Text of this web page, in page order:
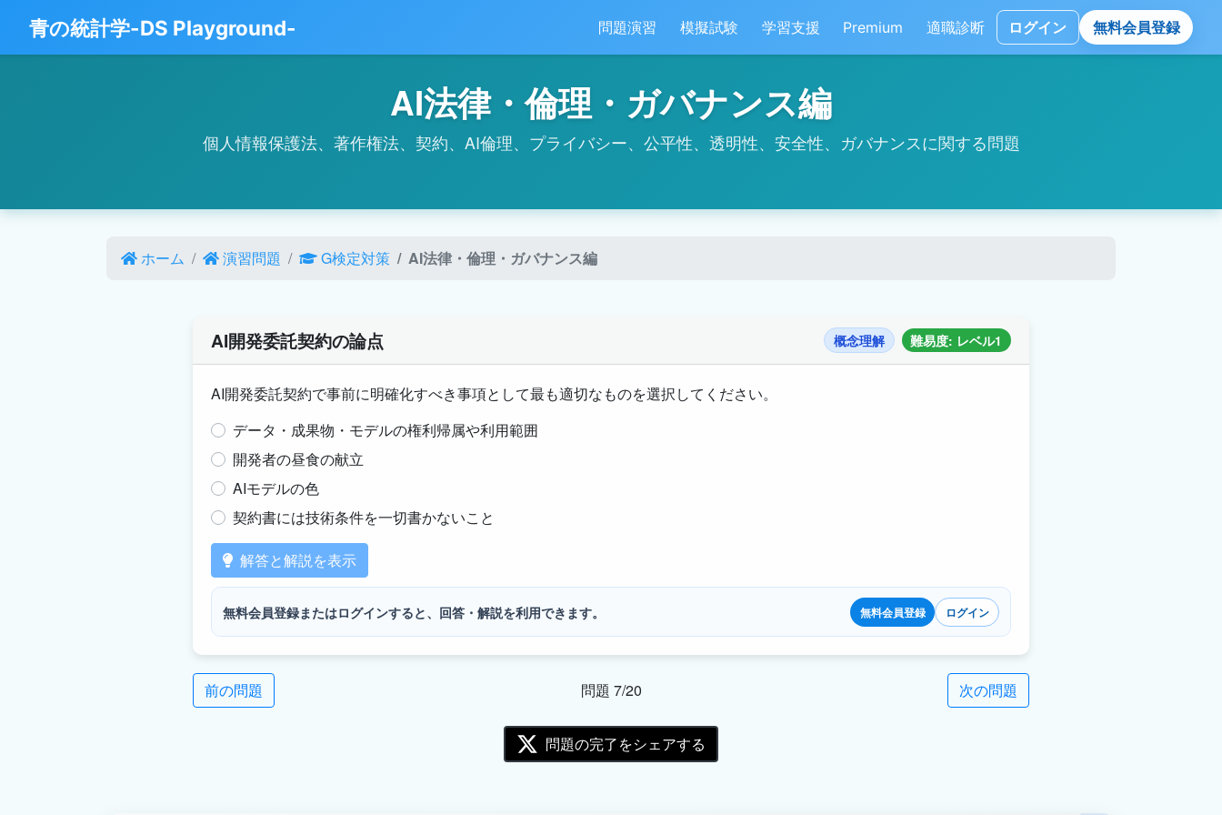
青の統計学-DS Playground- 問題演習 模擬試験 学習支援 Premium 適職診断 ログイン 無料会員登録
AI法律・倫理・ガバナンス編
個人情報保護法、著作権法、契約、AI倫理、プライバシー、公平性、透明性、安全性、ガバナンスに関する問題
ホーム 演習問題 G検定対策 AI法律・倫理・ガバナンス編
AI開発委託契約の論点 概念理解 難易度: レベル1
AI開発委託契約で事前に明確化すべき事項として最も適切なものを選択してください。
データ・成果物・モデルの権利帰属や利用範囲
開発者の昼食の献立
AIモデルの色
契約書には技術条件を一切書かないこと
解答と解説を表示
無料会員登録またはログインすると、回答・解説を利用できます。 無料会員登録 ログイン
前の問題 問題 7/20 次の問題
問題の完了をシェアする